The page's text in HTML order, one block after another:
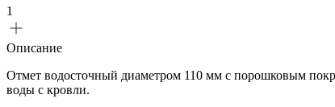
1
Описание
Отмет водосточный диаметром 110 мм с порошковым
воды с кровли.